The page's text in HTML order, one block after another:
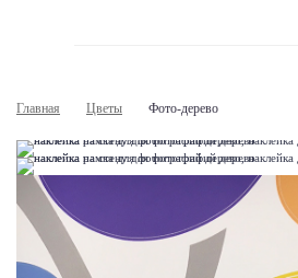
Главная Цветы Фото-дерево